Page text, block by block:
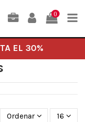
0
EL 30%
Ordenar 16